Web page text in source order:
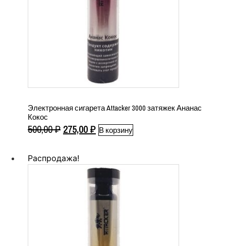
Электронная сигарета Attacker 3000 затяжек Ананас
Кокос
500,00₽ Первоначальная
составляла
500,00 ₽.
275,00₽Текущая
В корзину
Распродажа!